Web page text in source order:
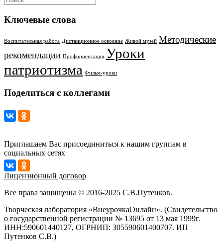
Ключевые слова
Воспитательная работа Дистанционное освоение Живой музей Методические
рекомендации Профориентация Уроки
патриотизма Фильм-уроки
Поделиться с коллегами
Приглашаем Вас присоединиться к нашим группам в
социальных сетях
Лицензионный договор
Все права защищены © 2016-2025 С.В.Путенков.
Творческая лаборатория «ВнеурочкаОнлайн». (Свидетельство
о государственной регистрации № 13695 от 13 мая 1999г.
ИНН:590601440127, ОГРНИП: 305590601400707. ИП
Путенков С.В.)